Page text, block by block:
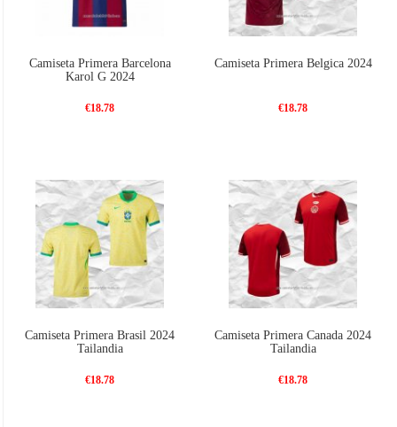
Camiseta Primera Barcelona
Karol G 2024
€18.78
Camiseta Primera Belgica 2024
€18.78
Camiseta Primera Brasil 2024
Tailandia
€18.78
Camiseta Primera Canada 2024
Tailandia
€18.78